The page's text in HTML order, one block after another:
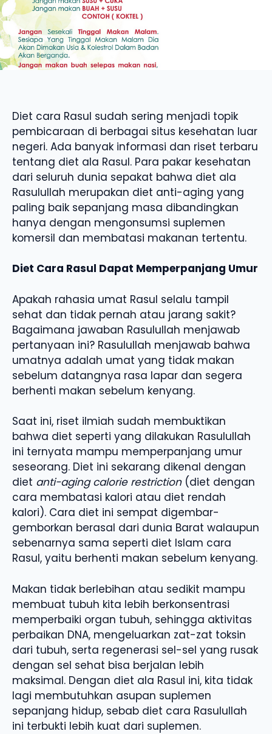
Diet cara Rasul sudah sering menjadi topik
pembicaraan di berbagai situs kesehatan luar
negeri. Ada banyak informasi dan riset terbaru
tentang diet ala Rasul. Para pakar kesehatan
dari seluruh dunia sepakat bahwa diet ala
Rasulullah merupakan diet anti-aging yang
paling baik sepanjang masa dibandingkan
hanya dengan mengonsumsi suplemen
komersil dan membatasi makanan tertentu.
Diet Cara Rasul Dapat Memperpanjang Umur
Apakah rahasia umat Rasul selalu tampil
sehat dan tidak pernah atau jarang sakit?
Bagaimana jawaban Rasulullah menjawab
pertanyaan ini? Rasulullah menjawab bahwa
umatnya adalah umat yang tidak makan
sebelum datangnya rasa lapar dan segera
berhenti makan sebelum kenyang.
Saat ini, riset ilmiah sudah membuktikan
bahwa diet seperti yang dilakukan Rasulullah
ini ternyata mampu memperpanjang umur
seseorang. Diet ini sekarang dikenal dengan
diet anti-aging calorie restriction(diet dengan
cara membatasi kalori atau diet rendah
kalori). Cara diet ini sempat digembar-
gemborkan berasal dari dunia Barat walaupun
sebenarnya sama seperti diet Islam cara
Rasul, yaitu berhenti makan sebelum kenyang.
Makan tidak berlebihan atau sedikit mampu
membuat tubuh kita lebih berkonsentrasi
memperbaiki organ tubuh, sehingga aktivitas
perbaikan DNA, mengeluarkan zat-zat toksin
dari tubuh, serta regenerasi sel-sel yang rusak
dengan sel sehat bisa berjalan lebih
maksimal. Dengan diet ala Rasul ini, kita tidak
lagi membutuhkan asupan suplemen
sepanjang hidup, sebab diet cara Rasulullah
ini terbukti lebih kuat dari suplemen.